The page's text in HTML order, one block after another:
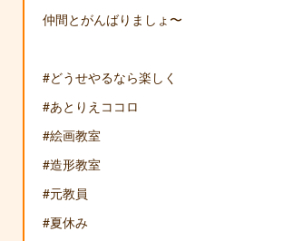
仲間とがんばりましょ〜
#どうせやるなら楽しく
#あとりえココロ
#絵画教室
#造形教室
#元教員
#夏休み